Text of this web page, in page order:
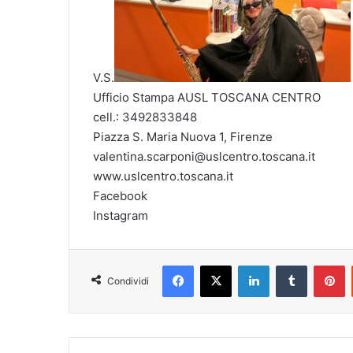
V.S.
Ufficio Stampa AUSL TOSCANA CENTRO
cell.: 3492833848
Piazza S. Maria Nuova 1, Firenze
valentina.scarponi@uslcentro.toscana.it
www.uslcentro.toscana.it
Facebook
Instagram
Condividi